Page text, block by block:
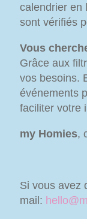
calendrier en
sont vérifiés
Vous
Grâce aux
vos besoins.
événements
faciliter votre
my Homies,
Si vous avez
mail: